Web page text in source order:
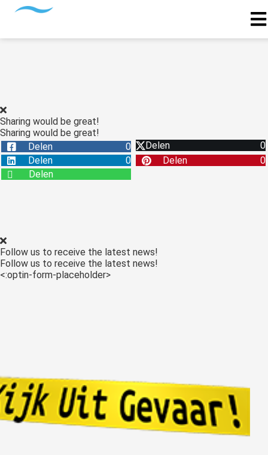
Sharing would be great!
Sharing would be great!
Delen
0 Delen
0
Delen
0 Delen
0
Delen
Follow us to receive the latest news!
Follow us to receive the latest news!
<:optin-form-placeholder>